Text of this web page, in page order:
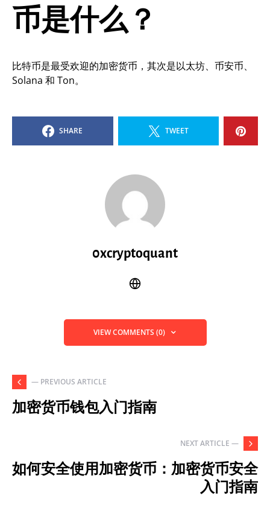
币是什么？
比特币是最受欢迎的加密货币，其次是以太坊、币安币、
Solana 和 Ton。
SHARE TWEET
0xcryptoquant
VIEW COMMENTS (0)
— PREVIOUS ARTICLE
加密货币钱包入门指南
NEXT ARTICLE —
如何安全使用加密货币：加密货币安全
入门指南